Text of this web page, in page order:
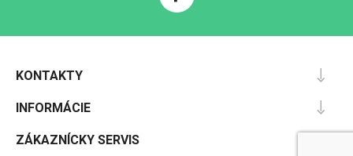
KONTAKTY
INFORMÁCIE
ZÁKAZNÍCKY SERVIS